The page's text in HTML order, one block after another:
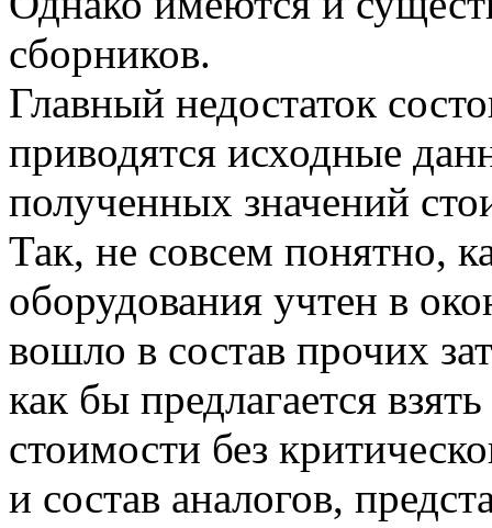
сборников.
Главный недостаток
приводятся исходные
полученных значений
Так, не совсем понятно,
оборудования учтен в
вошло в состав прочих
как бы предлагается
стоимости без
и состав аналогов,